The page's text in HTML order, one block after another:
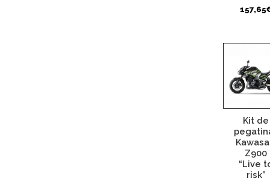
157,65
Kit de
Z900
“Live
risk”